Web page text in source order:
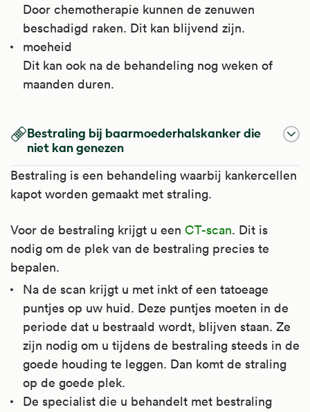
Door chemotherapie kunnen de zenuwen
beschadigd raken. Dit kan blijvend zijn.
moeheid
Dit kan ook na de behandeling nog weken of
maanden duren.
Bestraling bij baarmoederhalskanker die
niet kan genezen
Bestraling is een behandeling waarbij kankercellen
kapot worden gemaakt met straling.
Voor de bestraling krijgt u een CT-scan. Dit is
nodig om de plek van de bestraling precies te
bepalen.
Na de scan krijgt u met inkt of een tatoeage
puntjes op uw huid. Deze puntjes moeten in de
periode dat u bestraald wordt, blijven staan. Ze
zijn nodig om u tijdens de bestraling steeds in de
goede houding te leggen. Dan komt de straling
op de goede plek.
De specialist die u behandelt met bestraling